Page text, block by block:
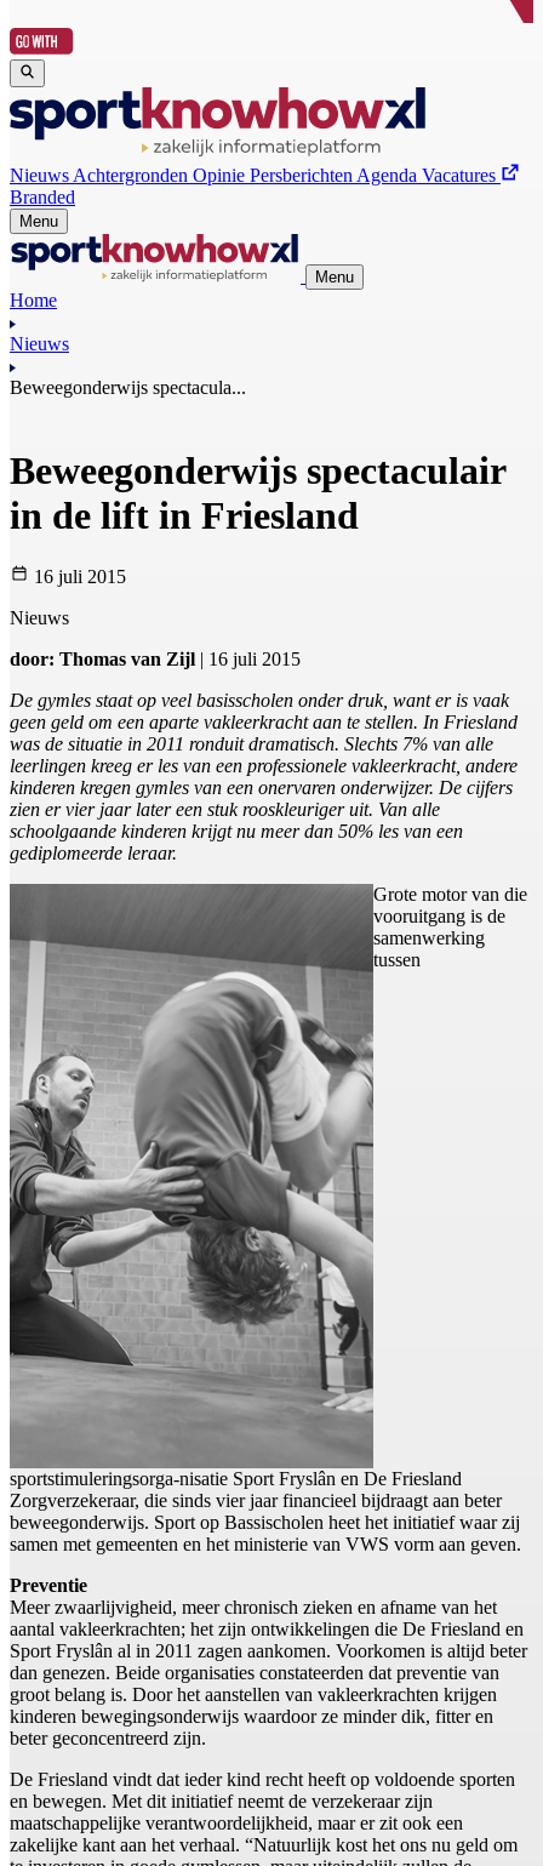
Nieuws Achtergronden Opinie Persberichten Agenda Vacatures
Branded
Menu
Menu
Home
Nieuws
Beweegonderwijs spectacula...
Beweegonderwijs spectaculair
in de lift in Friesland
16 juli 2015
Nieuws
door: Thomas van Zijl | 16 juli 2015
De gymles staat op veel basisscholen onder druk, want er is vaak
geen geld om een aparte vakleerkracht aan te stellen. In Friesland
was de situatie in 2011 ronduit dramatisch. Slechts 7% van alle
leerlingen kreeg er les van een professionele vakleerkracht, andere
kinderen kregen gymles van een onervaren onderwijzer. De cijfers
zien er vier jaar later een stuk rooskleuriger uit. Van alle
schoolgaande kinderen krijgt nu meer dan 50% les van een
gediplomeerde leraar.
Grote motor van die
vooruitgang is de
samenwerking
tussen
sportstimuleringsorga-nisatie Sport Fryslân en De Friesland
Zorgverzekeraar, die sinds vier jaar financieel bijdraagt aan beter
beweegonderwijs. Sport op Bassischolen heet het initiatief waar zij
samen met gemeenten en het ministerie van VWS vorm aan geven.
Preventie
Meer zwaarlijvigheid, meer chronisch zieken en afname van het
aantal vakleerkrachten; het zijn ontwikkelingen die De Friesland en
Sport Fryslân al in 2011 zagen aankomen. Voorkomen is altijd beter
dan genezen. Beide organisaties constateerden dat preventie van
groot belang is. Door het aanstellen van vakleerkrachten krijgen
kinderen bewegingsonderwijs waardoor ze minder dik, fitter en
beter geconcentreerd zijn.
De Friesland vindt dat ieder kind recht heeft op voldoende sporten
en bewegen. Met dit initiatief neemt de verzekeraar zijn
maatschappelijke verantwoordelijkheid, maar er zit ook een
zakelijke kant aan het verhaal. “Natuurlijk kost het ons nu geld om